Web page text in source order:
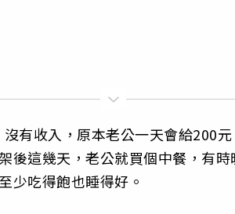
有收入，原本老公一天會給200
後這幾天，老公就買個中餐，有
少吃得飽也睡得好。